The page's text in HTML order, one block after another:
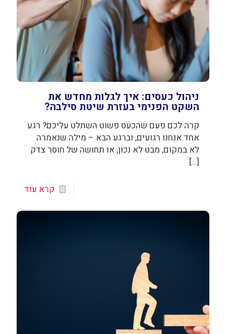
ניהול כעסים: איך לגלות מחדש את
השקט הפנימי בעזרת שיטת סילבה?
קרה לכם פעם שהכעס פשוט השתלט עליכם? רגע
אחד אנחנו רגועים, וברגע הבא – מילה שנאמרה
לא במקום, מבט לא נכון, או תחושה של חוסר צדק
[…]
קרא עוד